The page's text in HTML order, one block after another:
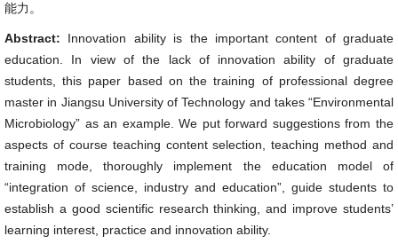
能力。
Abstract: Innovation ability is the important content of graduate
education. In view of the lack of innovation ability of graduate
students, this paper based on the training of professional degree
master in Jiangsu University of Technology and takes “Environmental
Microbiology” as an example. We put forward suggestions from the
aspects of course teaching content selection, teaching method and
training mode, thoroughly implement the education model of
“integration of science, industry and education”, guide students to
establish a good scientific research thinking, and improve students’
learning interest, practice and innovation ability.